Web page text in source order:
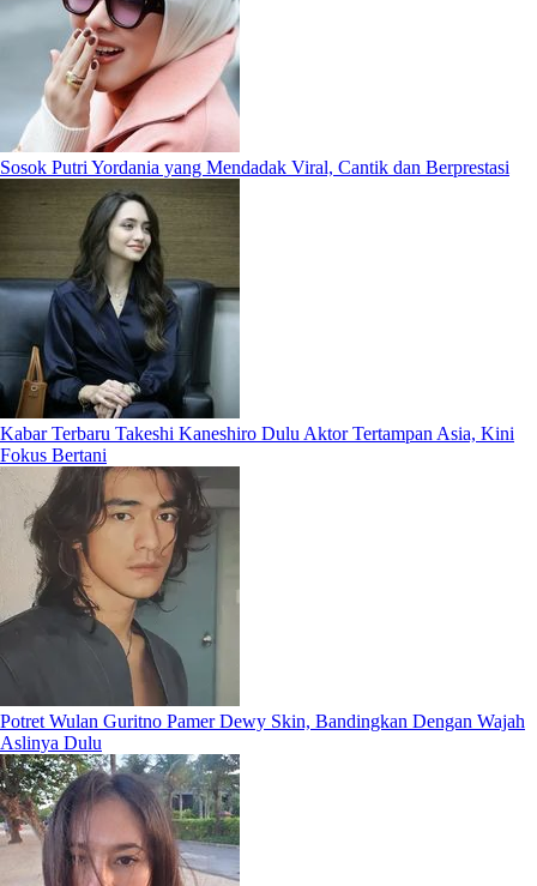
Sosok Putri Yordania yang Mendadak Viral, Cantik dan Berprestasi
Kabar Terbaru Takeshi Kaneshiro Dulu Aktor Tertampan Asia, Kini
Fokus Bertani
Potret Wulan Guritno Pamer Dewy Skin, Bandingkan Dengan Wajah
Aslinya Dulu